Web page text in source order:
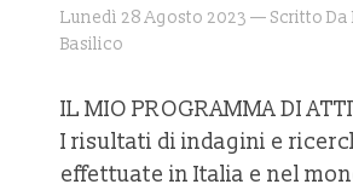
Lunedì 28 Agosto 2023 — Scritto Da
Basilico
IL MIO PROGRAMMA DI
I risultati di indagini e
effettuate in Italia e nel